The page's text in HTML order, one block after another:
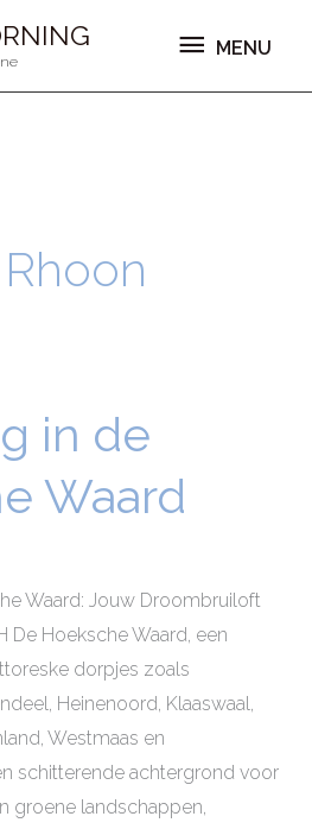
MENU
MENU
in de
Waard
Waard: Jouw Droombruiloft
De Hoeksche Waard, een
dorpjes zoals
Heinenoord, Klaaswaal,
Westmaas en
schitterende achtergrond voor
groene landschappen,